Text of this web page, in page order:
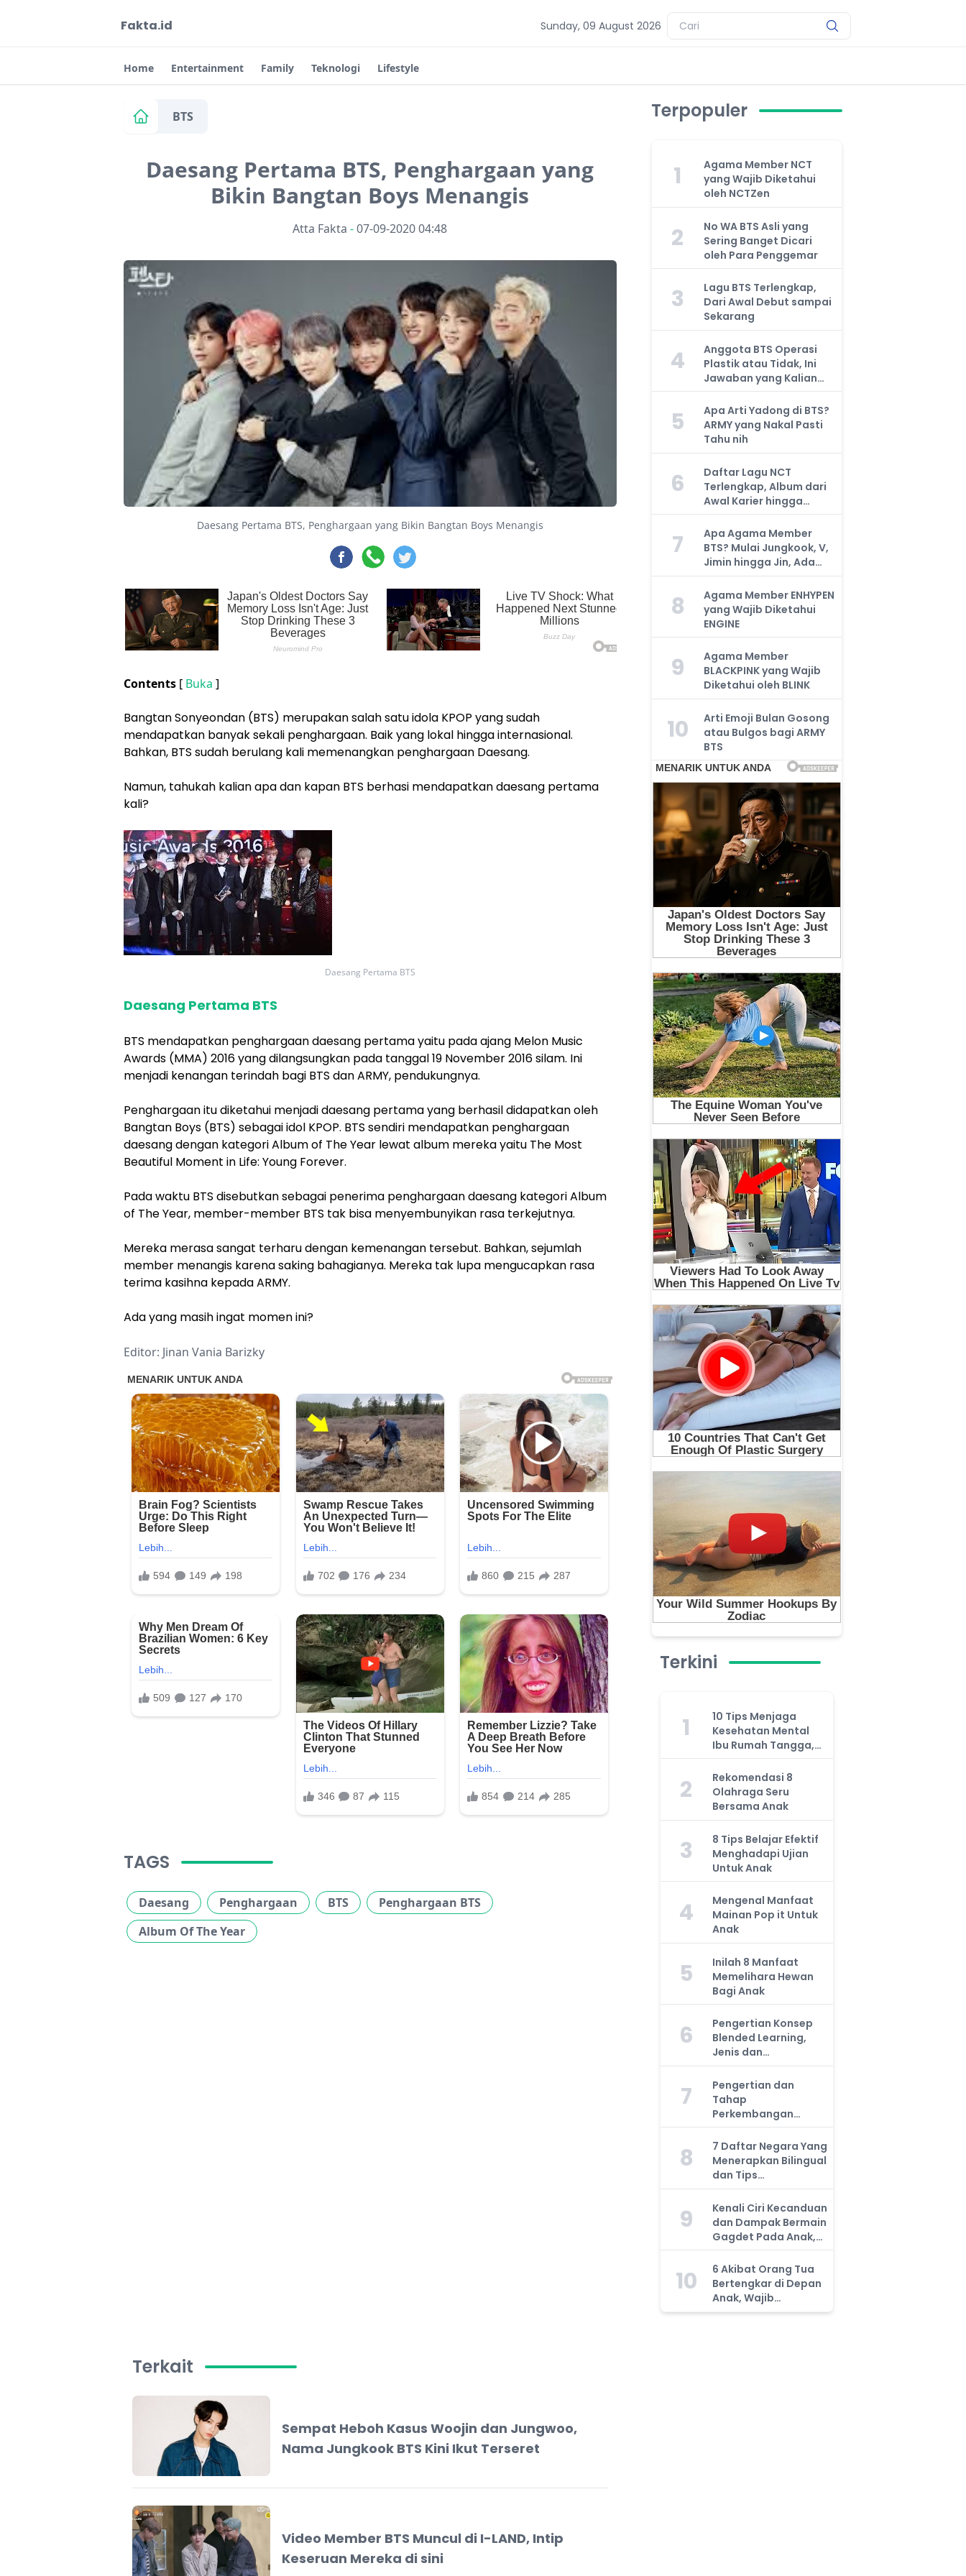
Fakta.id Sunday, 09 August 2026
Home Entertainment Family Teknologi Lifestyle
BTS
Daesang Pertama BTS, Penghargaan yang
Bikin Bangtan Boys Menangis
Atta Fakta -07-09-2020 04:48
Daesang Pertama BTS, Penghargaan yang Bikin Bangtan Boys Menangis
Contents [ Buka ]
Bangtan Sonyeondan (BTS) merupakan salah satu idola KPOP yang sudah
mendapatkan banyak sekali penghargaan. Baik yang lokal hingga internasional.
Bahkan, BTS sudah berulang kali memenangkan penghargaan Daesang.
Namun, tahukah kalian apa dan kapan BTS berhasi mendapatkan daesang pertama
kali?
Daesang Pertama BTS
Daesang Pertama BTS
BTS mendapatkan penghargaan daesang pertama yaitu pada ajang Melon Music
Awards (MMA) 2016 yang dilangsungkan pada tanggal 19 November 2016 silam. Ini
menjadi kenangan terindah bagi BTS dan ARMY, pendukungnya.
Penghargaan itu diketahui menjadi daesang pertama yang berhasil didapatkan oleh
Bangtan Boys (BTS) sebagai idol KPOP. BTS sendiri mendapatkan penghargaan
daesang dengan kategori Album of The Year lewat album mereka yaitu The Most
Beautiful Moment in Life: Young Forever.
Pada waktu BTS disebutkan sebagai penerima penghargaan daesang kategori Album
of The Year, member-member BTS tak bisa menyembunyikan rasa terkejutnya.
Mereka merasa sangat terharu dengan kemenangan tersebut. Bahkan, sejumlah
member menangis karena saking bahagianya. Mereka tak lupa mengucapkan rasa
terima kasihna kepada ARMY.
Ada yang masih ingat momen ini?
Editor: Jinan Vania Barizky
TAGS
Daesang Penghargaan BTS
Penghargaan BTS
Album Of The Year
Terpopuler
1
Agama Member NCT
yang Wajib Diketahui
oleh NCTZen
2
No WA BTS Asli yang
Sering Banget Dicari
oleh Para Penggemar
3
Lagu BTS Terlengkap,
Dari Awal Debut sampai
Sekarang
4
Anggota BTS Operasi
Plastik atau Tidak, Ini
Jawaban yang Kalian
Cari
5
Apa Arti Yadong di BTS?
ARMY yang Nakal Pasti
Tahu nih
6
Daftar Lagu NCT
Terlengkap, Album dari
Awal Karier hingga
Sekarang
7
Apa Agama Member
BTS? Mulai Jungkook, V,
Jimin hingga Jin, Ada
yang Atheis
8
Agama Member ENHYPEN
yang Wajib Diketahui
ENGINE
9
Agama Member
BLACKPINK yang Wajib
Diketahui oleh BLINK
10
Arti Emoji Bulan Gosong
atau Bulgos bagi ARMY
BTS
Terkini
1
10 Tips Menjaga
Kesehatan Mental
Ibu Rumah Tangga,
Jangan Anggap
Remeh!
2
Rekomendasi 8
Olahraga Seru
Bersama Anak
3
8 Tips Belajar Efektif
Menghadapi Ujian
Untuk Anak
4
Mengenal Manfaat
Mainan Pop it Untuk
Anak
5
Inilah 8 Manfaat
Memelihara Hewan
Bagi Anak
6
Pengertian Konsep
Blended Learning,
Jenis dan
Manfaatnya, Anda
Harus Tahu!
7
Pengertian dan
Tahap
Perkembangan
Kemampuan Kognitif
Anak, Bunda Wajib
Tahu!
8
7 Daftar Negara Yang
Menerapkan Bilingual
dan Tips
Mengajarkan Pada
Anak
9
Kenali Ciri Kecanduan
dan Dampak Bermain
Gagdet Pada Anak,
Orang Tua Wajib
Tahu!
10
6 Akibat Orang Tua
Bertengkar di Depan
Anak, Wajib
Waspada!
Terkait
Sempat Heboh Kasus Woojin dan Jungwoo,
Nama Jungkook BTS Kini Ikut Terseret
Video Member BTS Muncul di I-LAND, Intip
Keseruan Mereka di sini